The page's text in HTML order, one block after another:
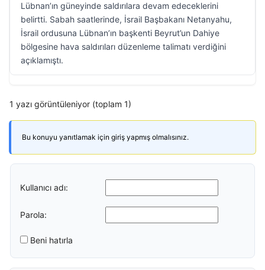
Lübnan’ın güneyinde saldırılara devam edeceklerini
belirtti. Sabah saatlerinde, İsrail Başbakanı Netanyahu,
İsrail ordusuna Lübnan’ın başkenti Beyrut’un Dahiye
bölgesine hava saldırıları düzenleme talimatı verdiğini
açıklamıştı.
1 yazı görüntüleniyor (toplam 1)
Bu konuyu yanıtlamak için giriş yapmış olmalısınız.
Kullanıcı adı:
Parola:
Beni hatırla